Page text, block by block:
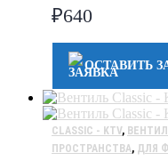
₽640
ОСТАВИТЬ
CLASSIC - KTV,
ПРОСТРАНСТВА, ДЛЯ